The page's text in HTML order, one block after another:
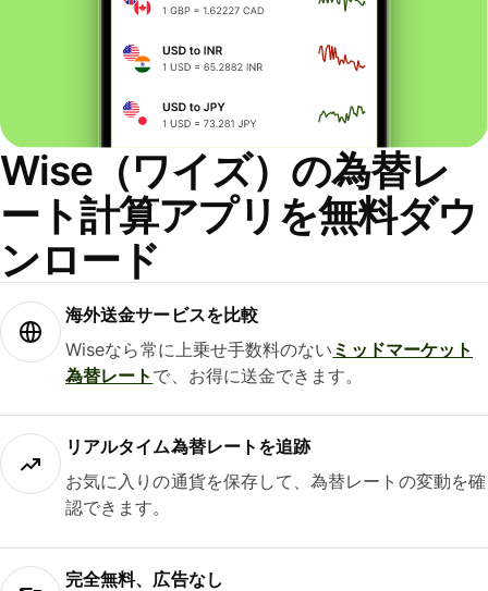
Wise（ワイズ）の為替レ
ート計算アプリを無料ダウ
ンロード
海外送金サービスを比較
Wiseなら常に上乗せ手数料のない ミッドマーケット
為替レート で、お得に送金できます。
リアルタイム為替レートを追跡
お気に入りの通貨を保存して、為替レートの変動を確
認できます。
完全無料、広告なし